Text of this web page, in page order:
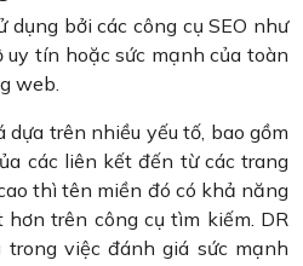
bởi các công cụ SEO như
tín hoặc sức mạnh của toàn
web.
trên nhiều yếu tố, bao gồm
các liên kết đến từ các trang
thì tên miền đó có khả năng
trên công cụ tìm kiếm. DR
việc đánh giá sức mạnh